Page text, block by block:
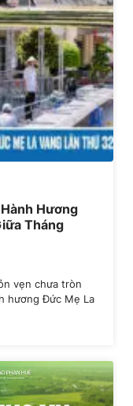
Hương
Tháng
vẹn chưa tròn
hương Đức Mẹ La